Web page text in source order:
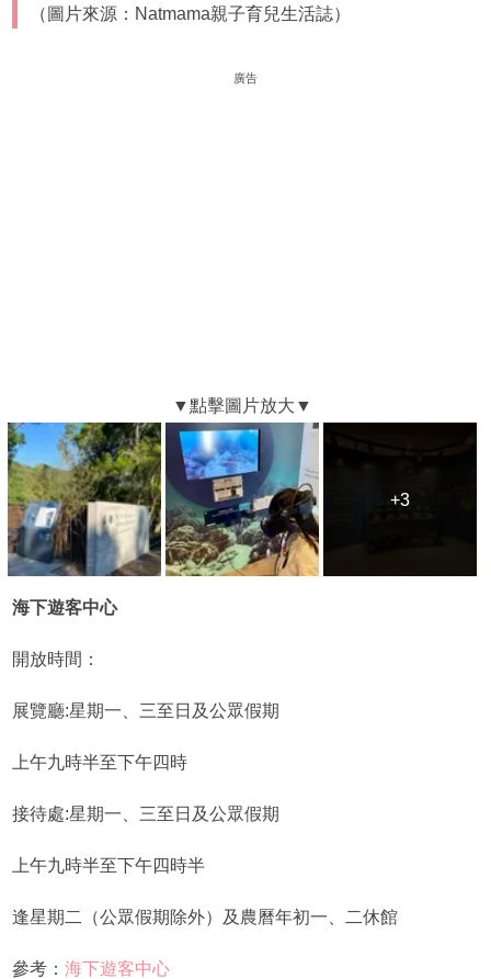
（圖片來源：Natmama親子育兒生活誌）
廣告
+3
+3
海下遊客中心
開放時間：
展覽廳:星期一、三至日及公眾假期
上午九時半至下午四時
接待處:星期一、三至日及公眾假期
上午九時半至下午四時半
逢星期二（公眾假期除外）及農曆年初一、二休館
參考： 海下遊客中心